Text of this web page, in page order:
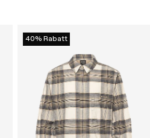
40% Rabatt